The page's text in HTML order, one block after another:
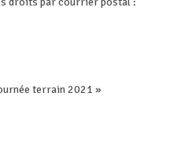
terrain 2021 »